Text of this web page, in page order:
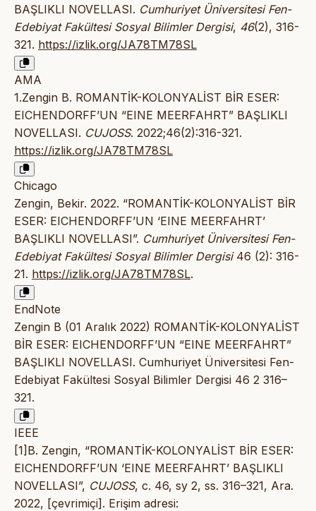
BAŞLIKLI NOVELLASI. Cumhuriyet Üniversitesi Fen-
Edebiyat Fakültesi Sosyal Bilimler Dergisi, 46(2), 316-
321. https://izlik.org/JA78TM78SL
AMA
1.Zengin B. ROMANTİK-KOLONYALİST BİR ESER:
EICHENDORFF’UN “EINE MEERFAHRT” BAŞLIKLI
NOVELLASI. CUJOSS. 2022;46(2):316-321.
https://izlik.org/JA78TM78SL
Chicago
Zengin, Bekir. 2022. “ROMANTİK-KOLONYALİST BİR
ESER: EICHENDORFF’UN ‘EINE MEERFAHRT’
BAŞLIKLI NOVELLASI”. Cumhuriyet Üniversitesi Fen-
Edebiyat Fakültesi Sosyal Bilimler Dergisi46 (2): 316-
21. https://izlik.org/JA78TM78SL.
EndNote
Zengin B (01 Aralık 2022) ROMANTİK-KOLONYALİST
BİR ESER: EICHENDORFF’UN “EINE MEERFAHRT”
BAŞLIKLI NOVELLASI. Cumhuriyet Üniversitesi Fen-
Edebiyat Fakültesi Sosyal Bilimler Dergisi 46 2 316–
321.
IEEE
[1]B. Zengin, “ROMANTİK-KOLONYALİST BİR ESER:
EICHENDORFF’UN ‘EINE MEERFAHRT’ BAŞLIKLI
NOVELLASI”, CUJOSS, c. 46, sy 2, ss. 316–321, Ara.
2022, [çevrimiçi]. Erişim adresi: